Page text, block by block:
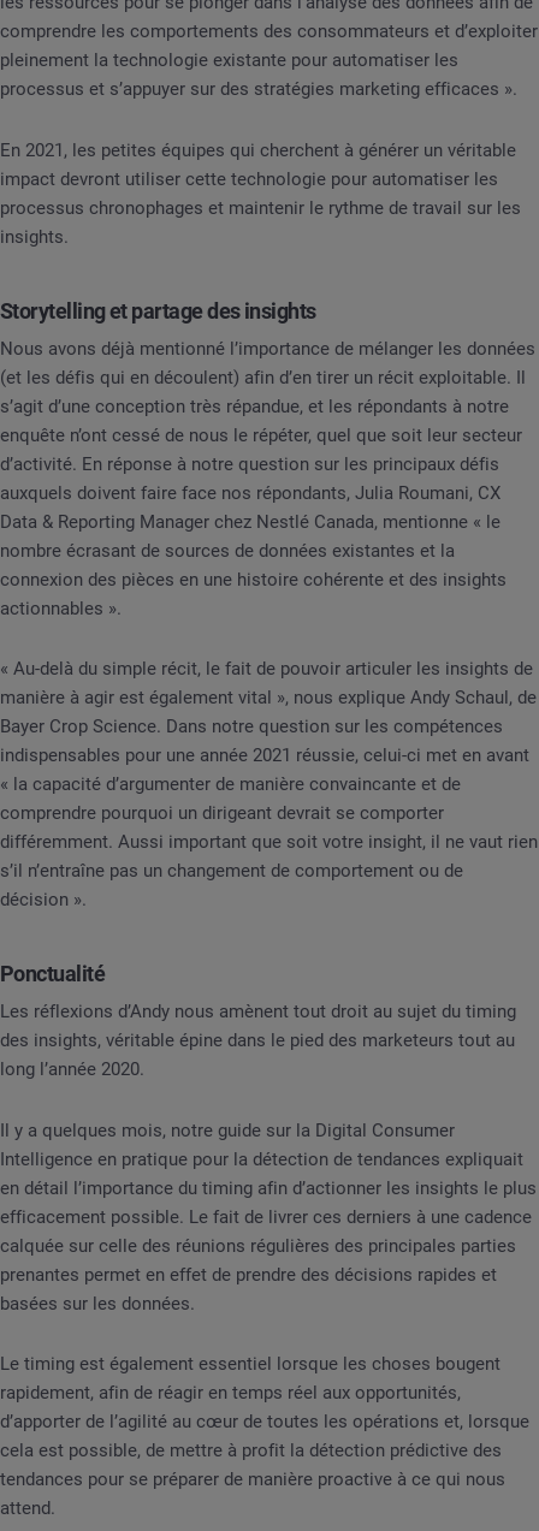
comprendre les comportements des consommateurs et d’exploiter
pleinement la technologie existante pour automatiser les
processus et s’appuyer sur des stratégies marketing efficaces ».
En 2021, les petites équipes qui cherchent à générer un véritable
impact devront utiliser cette technologie pour automatiser les
processus chronophages et maintenir le rythme de travail sur les
insights.
Storytelling et partage des insights
Nous avons déjà mentionné l’importance de mélanger les données
(et les défis qui en découlent) afin d’en tirer un récit exploitable. Il
s’agit d’une conception très répandue, et les répondants à notre
enquête n’ont cessé de nous le répéter, quel que soit leur secteur
d’activité. En réponse à notre question sur les principaux défis
auxquels doivent faire face nos répondants, Julia Roumani, CX
Data & Reporting Manager chez Nestlé Canada, mentionne « le
nombre écrasant de sources de données existantes et la
connexion des pièces en une histoire cohérente et des insights
actionnables ».
« Au-delà du simple récit, le fait de pouvoir articuler les insights de
manière à agir est également vital », nous explique Andy Schaul, de
Bayer Crop Science. Dans notre question sur les compétences
indispensables pour une année 2021 réussie, celui-ci met en avant
« la capacité d’argumenter de manière convaincante et de
comprendre pourquoi un dirigeant devrait se comporter
différemment. Aussi important que soit votre insight, il ne vaut rien
s’il n’entraîne pas un changement de comportement ou de
décision ».
Ponctualité
Les réflexions d’Andy nous amènent tout droit au sujet du timing
des insights, véritable épine dans le pied des marketeurs tout au
long l’année 2020.
Il y a quelques mois, notre guide sur la Digital Consumer
Intelligence en pratique pour la détection de tendances expliquait
en détail l’importance du timing afin d’actionner les insights le plus
efficacement possible. Le fait de livrer ces derniers à une cadence
calquée sur celle des réunions régulières des principales parties
prenantes permet en effet de prendre des décisions rapides et
basées sur les données.
Le timing est également essentiel lorsque les choses bougent
rapidement, afin de réagir en temps réel aux opportunités,
d’apporter de l’agilité au cœur de toutes les opérations et, lorsque
cela est possible, de mettre à profit la détection prédictive des
tendances pour se préparer de manière proactive à ce qui nous
attend.